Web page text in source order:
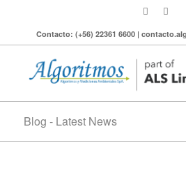
Contacto: (+56) 22361 6600 |
Blog - Latest News